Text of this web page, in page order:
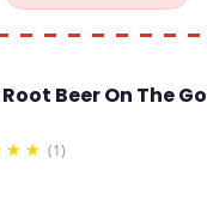
Beer On The Go
(1)